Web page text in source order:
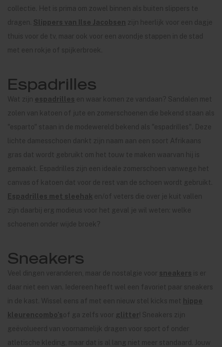
collectie. Het is prima om zowel binnen als buiten slippers te
dragen. Slippers van Ilse Jacobsen zijn heerlijk voor een dagje
thuis voor de tv, maar ook voor een avondje stappen in de stad
met een rokje of spijkerbroek.
Espadrilles
Wat zijn espadrilles en waar komen ze vandaan? Sandalen met
zolen van katoen of jute en zomerschoenen die bekend staan als
"esparto" staan in de modewereld bekend als "espadrilles". Deze
lichte damesschoen dankt zijn naam aan een soort Afrikaans
gras dat wordt gebruikt om het touw te maken waarvan hij is
gemaakt. Espadrilles zijn een ideale zomerschoen vanwege het
canvas of katoen dat voor de rest van de schoen wordt gebruikt.
Espadrilles met sleehak en/of veters die over je kuit vallen
zijn daarbij erg modieus voor het geval je wil weten: welke
schoenen onder wijde broek?
Sneakers
Veel dingen veranderen, maar de nostalgie voor sneakers is er
daar niet een van. Iedereen heeft wel een favoriet paar sneakers
in de kast. Wissel eens af met een nieuw stel kicks met
hippe
kleurencombo’sof ga zelfs voor glitter! Sneakers zijn
geëvolueerd van voornamelijk dragen voor sport of onder
atletische kleding, maar dat is al lang niet meer standaard. Jouw